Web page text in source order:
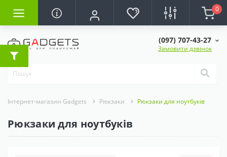
0
(097) 707-43-27
Замовити дзвінок
Інтернет-магазин Gadgets Рюкзаки Рюкзаки для ноутбуків
Рюкзаки для ноутбуків